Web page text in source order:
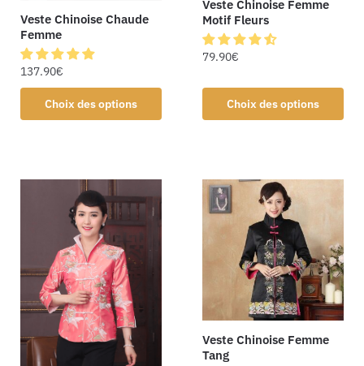
Veste Chinoise Chaude
Femme
137.90€
Choix des options
Veste Chinoise Femme
Motif Fleurs
79.90€
Choix des options
Veste Chinoise Femme
Tang